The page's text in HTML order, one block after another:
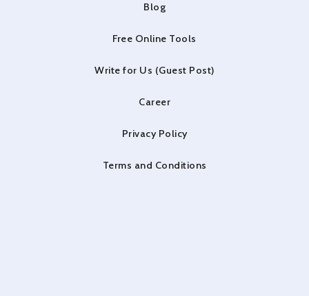
Blog
Free Online Tools
Write for Us (Guest Post)
Career
Privacy Policy
Terms and Conditions